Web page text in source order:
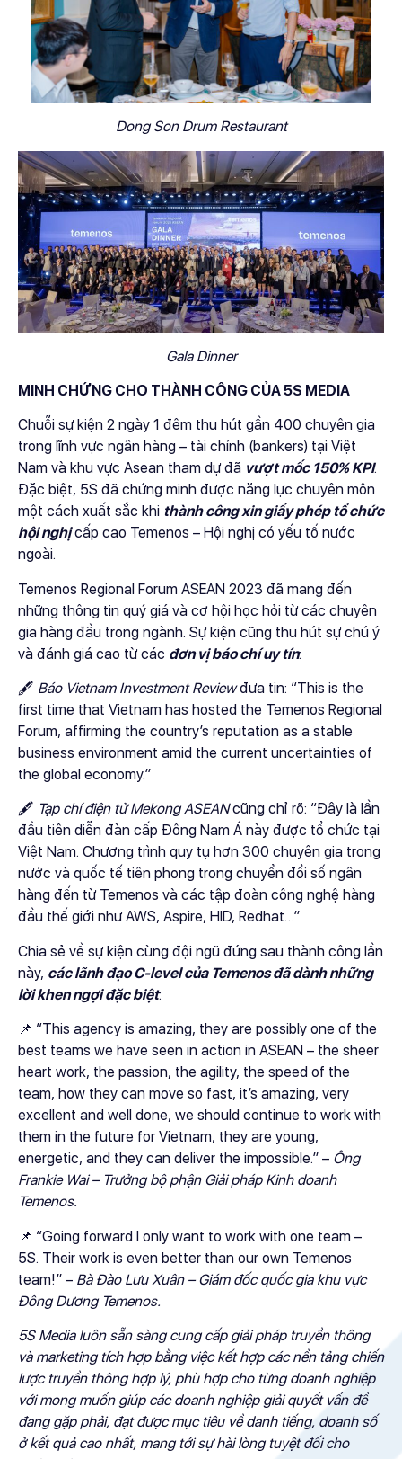
Dong Son Drum Restaurant
Gala Dinner
MINH CHỨNG CHO THÀNH CÔNG CỦA 5S MEDIA
Chuỗi sự kiện 2 ngày 1 đêm thu hút gần 400 chuyên gia
trong lĩnh vực ngân hàng – tài chính (bankers) tại Việt
Nam và khu vực Asean tham dự đã vượt mốc 150% KPI.
Đặc biệt, 5S đã chứng minh được năng lực chuyên môn
một cách xuất sắc khi thành công xin giấy phép tổ chức
hội nghịcấp cao Temenos – Hội nghị có yếu tố nước
ngoài.
Temenos Regional Forum ASEAN 2023 đã mang đến
những thông tin quý giá và cơ hội học hỏi từ các chuyên
gia hàng đầu trong ngành. Sự kiện cũng thu hút sự chú ý
và đánh giá cao từ các đơn vị báo chí uy tín:
🖋 Báo Vietnam Investment Review đưa tin: “This is the
first time that Vietnam has hosted the Temenos Regional
Forum, affirming the country’s reputation as a stable
business environment amid the current uncertainties of
the global economy.”
🖋 Tạp chí điện tử Mekong ASEANcũng chỉ rõ: “Đây là lần
đầu tiên diễn đàn cấp Đông Nam Á này được tổ chức tại
Việt Nam. Chương trình quy tụ hơn 300 chuyên gia trong
nước và quốc tế tiên phong trong chuyển đổi số ngân
hàng đến từ Temenos và các tập đoàn công nghệ hàng
đầu thế giới như AWS, Aspire, HID, Redhat…”
Chia sẻ về sự kiện cùng đội ngũ đứng sau thành công lần
này, các lãnh đạo C-level của Temenos đã dành những
lời khen ngợi đặc biệt:
📌 “This agency is amazing, they are possibly one of the
best teams we have seen in action in ASEAN – the sheer
heart work, the passion, the agility, the speed of the
team, how they can move so fast, it’s amazing, very
excellent and well done, we should continue to work with
them in the future for Vietnam, they are young,
energetic, and they can deliver the impossible.” – Ông
Frankie Wai – Trưởng bộ phận Giải pháp Kinh doanh
Temenos.
📌 “Going forward I only want to work with one team –
5S. Their work is even better than our own Temenos
team!” – Bà Đào Lưu Xuân – Giám đốc quốc gia khu vực
Đông Dương Temenos.
5S Media luôn sẵn sàng cung cấp giải pháp truyền thông
và marketing tích hợp bằng việc kết hợp các nền tảng chiến
lược truyền thông hợp lý, phù hợp cho từng doanh nghiệp
với mong muốn giúp các doanh nghiệp giải quyết vấn đề
đang gặp phải, đạt được mục tiêu về danh tiếng, doanh số
ở kết quả cao nhất, mang tới sự hài lòng tuyệt đối cho